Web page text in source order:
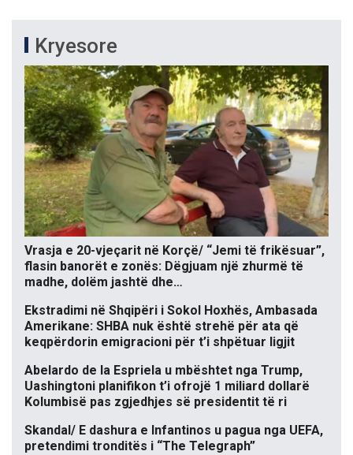
Kryesore
Vrasja e 20-vjeçarit në Korçë/ “Jemi të frikësuar”,
flasin banorët e zonës: Dëgjuam një zhurmë të
madhe, dolëm jashtë dhe…
Ekstradimi në Shqipëri i Sokol Hoxhës, Ambasada
Amerikane: SHBA nuk është strehë për ata që
keqpërdorin emigracioni për t’i shpëtuar ligjit
Abelardo de la Espriela u mbështet nga Trump,
Uashingtoni planifikon t’i ofrojë 1 miliard dollarë
Kolumbisë pas zgjedhjes së presidentit të ri
Skandal/ E dashura e Infantinos u pagua nga UEFA,
pretendimi tronditës i “The Telegraph”